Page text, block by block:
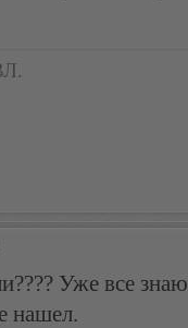
Уже все
нашел.